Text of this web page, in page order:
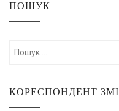
ПОШУК
Шукати:
КОРЕСПОНДЕНТ ЗМІ